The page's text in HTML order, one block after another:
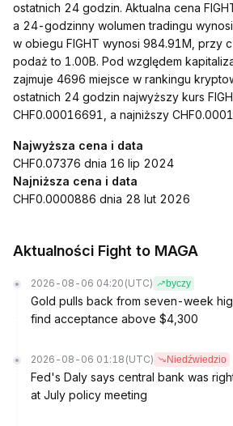
ostatnich 24 godzin. Aktualna cena
a 24-godzinny wolumen tradingu
w obiegu FIGHT wynosi 984.91M, przy
podaż to 1.00B. Pod względem
zajmuje 4696 miejsce w rankingu
ostatnich 24 godzin najwyższy kurs
CHF0.00016691, a najniższy
Najwyższa cena i data
CHF0.07376 dnia 16 lip 2024
Najniższa cena i data
CHF0.0000886 dnia 28 lut 2026
Aktualności Fight to MAGA
2026-08-06 04:20 (UTC) byczy
Gold pulls back from seven-week
find acceptance above $4,300
2026-08-06 01:18 (UTC) Niedźwiedzio
Fed's Daly says central bank was
at July policy meeting